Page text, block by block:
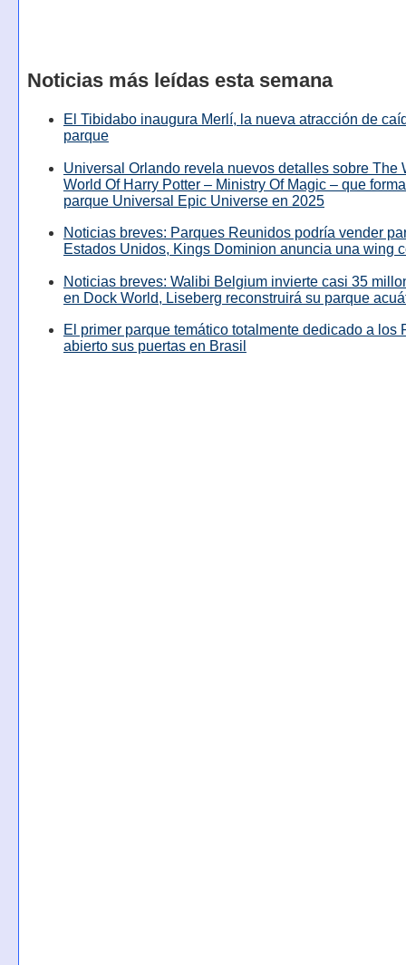
Noticias más leídas esta semana
El Tibidabo inaugura Merlí, la nueva atracción de
parque
Universal Orlando revela nuevos detalles sobre The
World Of Harry Potter – Ministry Of Magic – que
parque Universal Epic Universe en 2025
Noticias breves: Parques Reunidos podría vender
Estados Unidos, Kings Dominion anuncia una wing
Noticias breves: Walibi Belgium invierte casi 35
en Dock World, Liseberg reconstruirá su parque
El primer parque temático totalmente dedicado a los
abierto sus puertas en Brasil